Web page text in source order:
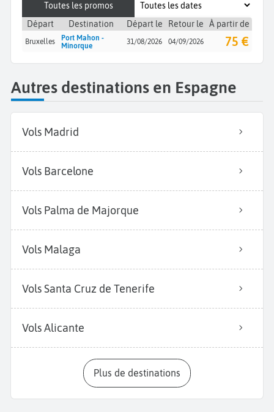
Toutes les promos
Départ
Destination Départ le Retour le À partir de
Bruxelles
Port Mahon -
Minorque
31/08/2026 04/09/2026 75 €
Autres destinations en Espagne
Vols Madrid
Vols Barcelone
Vols Palma de Majorque
Vols Malaga
Vols Santa Cruz de Tenerife
Vols Alicante
Plus de destinations